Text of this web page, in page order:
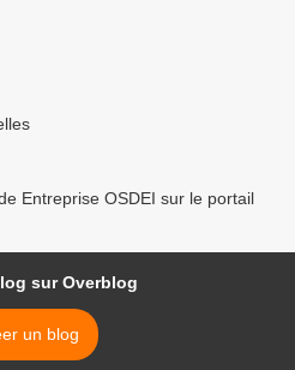
Entreprise OSDEI sur le portail
sur Overblog
un blog